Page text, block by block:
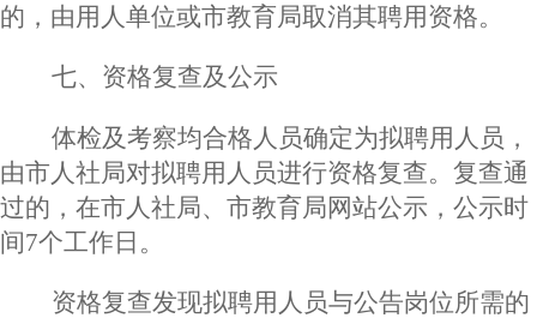
的，由用人单位或市教育局取消其聘用资格。
七、 资格复查及公示
体检及考察均合格人员确定为拟聘用人员，
由市人社局对拟聘用人员进行资格复查。复查通
过的，在市人社局、市教育局网站公示，公示时
间7个工作日。
资格复查发现拟聘用人员与公告岗位所需的